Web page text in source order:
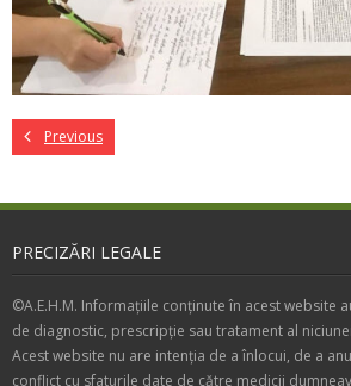
Previous
PRECIZĂRI LEGALE
©A.E.H.M. Informațiile conținute în acest website
de diagnostic, prescripție sau tratament al
Acest website nu are intenția de a înlocui, de a
conflict cu sfaturile date de către medicii